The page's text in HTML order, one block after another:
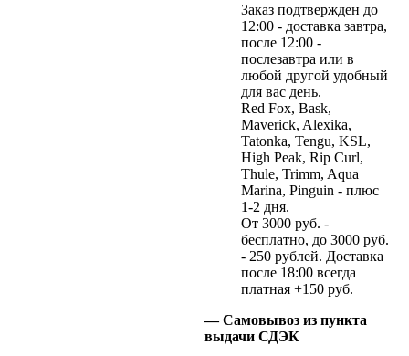
Заказ подтвержден до
12:00 - доставка завтра,
после 12:00 -
послезавтра или в
любой другой удобный
для вас день.
Red Fox, Bask,
Maverick, Alexika,
Tatonka, Tengu, KSL,
High Peak, Rip Curl,
Thule, Trimm, Aqua
Marina, Pinguin - плюс
1-2 дня.
От 3000 руб. -
бесплатно, до 3000 руб.
- 250 рублей. Доставка
после 18:00 всегда
платная +150 руб.
— Самовывоз из пункта
выдачи СДЭК